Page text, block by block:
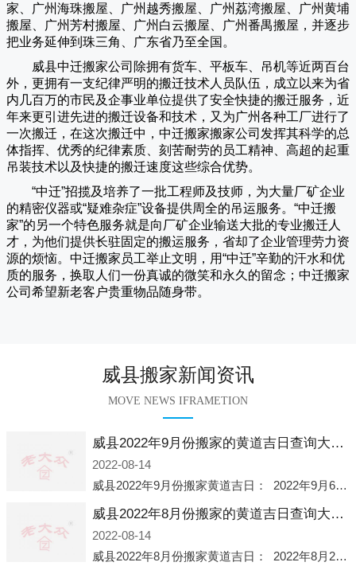
家、广州海珠搬屋、广州越秀搬屋、广州荔湾搬屋、广州黄埔
搬屋、广州芳村搬屋、广州白云搬屋、广州番禺搬屋，并逐步
把业务延伸到珠三角、广东省乃至全国。
威县中迁搬家公司除拥有货车、平板车、吊机等近两百台
外，更拥有一支纪律严明的搬迁技术人员队伍，成立以来为省
内几百万的市民及企事业单位提供了安全快捷的搬迁服务，近
年来更引进先进的搬迁设备和技术，又为广州各种工厂进行了
一次搬迁，在这次搬迁中， 中迁搬家搬家公司发挥其科学的总
体指挥、优秀的纪律素质、刻苦耐劳的员工精神、高超的起重
吊装技术以及快捷的搬迁速度这些综合优势。
“中迁”招揽及培养了一批工程师及技师，为大量厂矿企业
的精密仪器或“疑难杂症”设备提供周全的吊运服务。“中迁搬
家”的另一个特色服务就是向厂矿企业输送大批的专业搬迁人
才，为他们提供长驻固定的搬运服务，省却了企业管理劳力资
源的烦恼。 中迁搬家员工举止文明，用“中迁”辛勤的汗水和优
质的服务，换取人们一份真诚的微笑和永久的留念； 中迁搬家
公司希望新老客户贵重物品随身带。
威县搬家新闻资讯
MOVE NEWS IFRAMETION
威县2022年9月份搬家的黄道吉日查询大全一览表哪天适合搬家好日子
2022-08-14
威县2022年9月份搬家黄道吉日： 2022年9月6日 「星期二」 农历八月十一2022年9月12日 「星期一」 农历八月十七2022年9月16日 「星期五」 农历八月廿一2022年9月2
威县2022年8月份搬家的黄道吉日查询大全一览表哪天适合搬家好日子
2022-08-14
威县2022年8月份搬家黄道吉日： 2022年8月2日 「星期二」 农历七月初五2022年8月6日 「星期六」 农历七月初九2022年8月8日 「星期一」 农历七月十一2022年8月10日 「